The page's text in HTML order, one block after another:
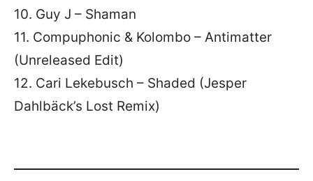
10. Guy J – Shaman
11. Compuphonic & Kolombo – Antimatter
(Unreleased Edit)
12. Cari Lekebusch – Shaded (Jesper
Dahlbäck’s Lost Remix)